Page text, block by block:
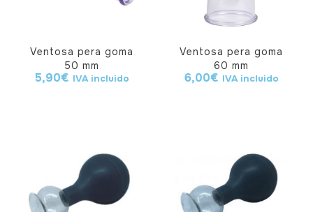
Ventosa pera goma
50 mm
5,90€ IVA incluido
Ventosa pera goma
60 mm
6,00€ IVA incluido